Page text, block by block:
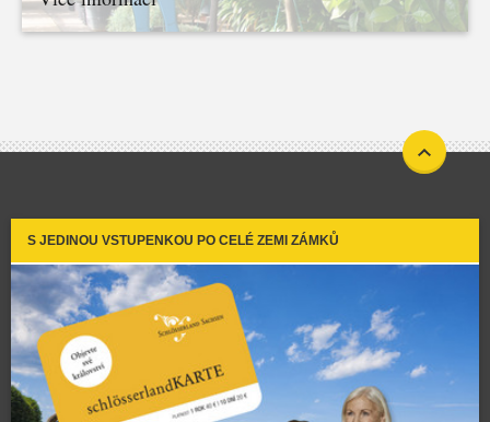
S JEDINOU VSTUPENKOU PO CELÉ ZEMI ZÁMKŮ